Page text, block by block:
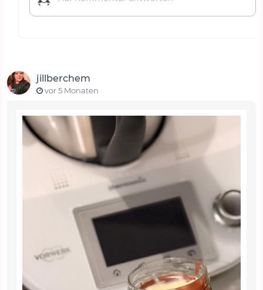
jillberchem
vor 5 Monaten